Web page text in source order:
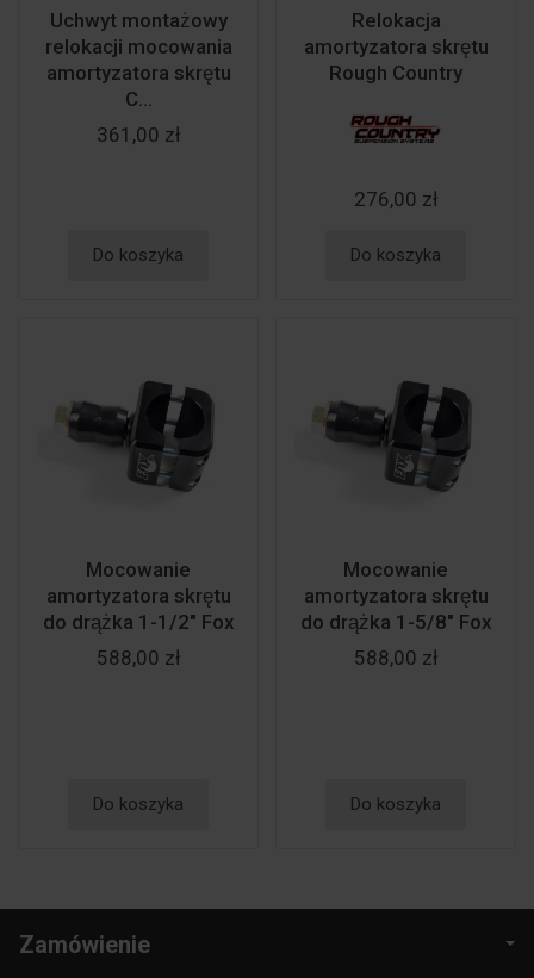
Uchwyt montażowy
relokacji mocowania
amortyzatora skrętu
C...
361,00 zł
Do koszyka
Relokacja
amortyzatora skrętu
Rough Country
276,00 zł
Do koszyka
Mocowanie
amortyzatora skrętu
do drążka 1-1/2" Fox
588,00 zł
Do koszyka
Mocowanie
amortyzatora skrętu
do drążka 1-5/8" Fox
588,00 zł
Do koszyka
Zamówienie